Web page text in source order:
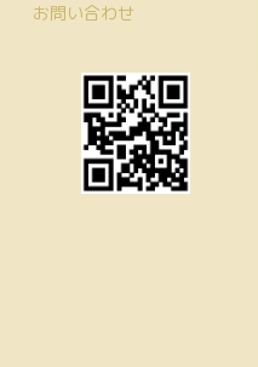
お問い合わせ